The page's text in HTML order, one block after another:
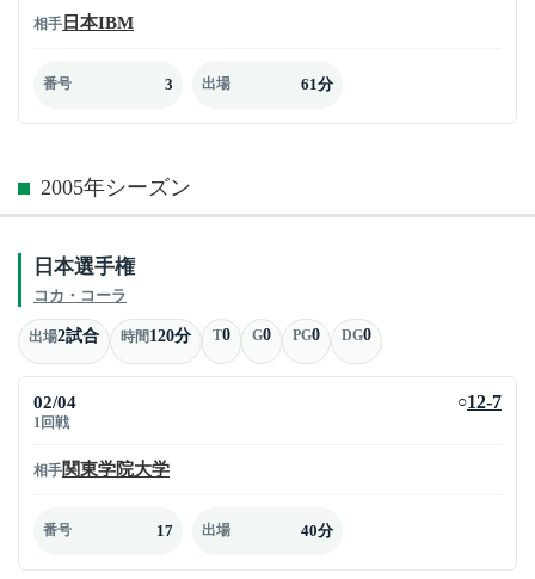
相手 日本IBM
番号 3 出場 61分
2005年シーズン
日本選手権
コカ・コーラ
出場2試合 時間120分 T0 G0 PG0 DG0
02/04
1回戦
○12-7
相手関東学院大学
番号 17 出場 40分